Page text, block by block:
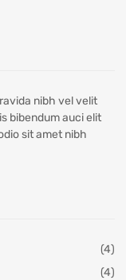
nibh vel velit
bibendum auci elit
sit amet nibh
(4)
(4)